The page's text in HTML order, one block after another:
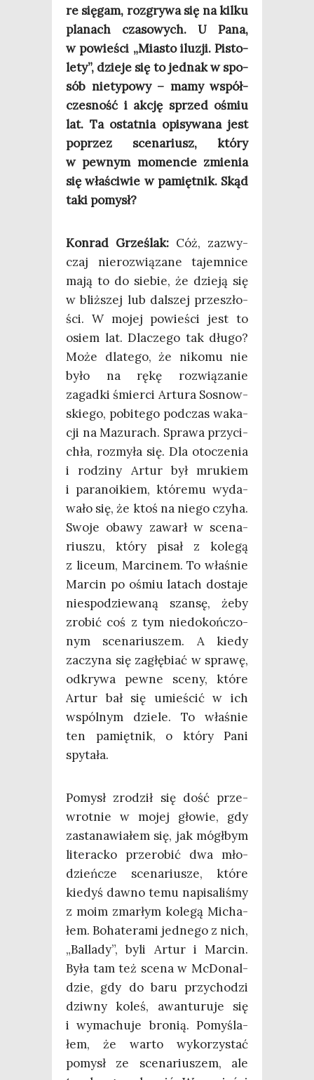
re się­gam, roz­gry­wa się na kil­ku
pla­nach cza­so­wych. U Pana,
w powie­ści „Mia­sto ilu­zji. Pisto­
le­ty”, dzie­je się to jed­nak w spo­
sób nie­ty­po­wy – mamy współ­
cze­sność i akcję sprzed ośmiu
lat. Ta ostat­nia opi­sy­wa­na jest
poprzez sce­na­riusz, któ­ry
w pew­nym momen­cie zmie­nia
się wła­ści­wie w pamięt­nik. Skąd
taki pomysł?
Kon­rad Grze­ślak: Cóż, zazwy­
czaj nie­roz­wią­za­ne tajem­ni­ce
mają to do sie­bie, że dzie­ją się
w bliż­szej lub dal­szej prze­szło­
ści. W mojej powie­ści jest to
osiem lat. Dla­cze­go tak dłu­go?
Może dla­te­go, że niko­mu nie
było na rękę roz­wią­za­nie
zagad­ki śmier­ci Artu­ra Sosnow­
skie­go, pobi­te­go pod­czas waka­
cji na Mazu­rach. Spra­wa przy­ci­
chła, roz­my­ła się. Dla oto­cze­nia
i rodzi­ny Artur był mru­kiem
i para­no­ikiem, któ­re­mu wyda­
wa­ło się, że ktoś na nie­go czy­ha.
Swo­je oba­wy zawarł w sce­na­
riu­szu, któ­ry pisał z kole­gą
z liceum, Mar­ci­nem. To wła­śnie
Mar­cin po ośmiu latach dosta­je
nie­spo­dzie­wa­ną szan­sę, żeby
zro­bić coś z tym nie­do­koń­czo­
nym sce­na­riu­szem. A kie­dy
zaczy­na się zagłę­biać w spra­wę,
odkry­wa pew­ne sce­ny, któ­re
Artur bał się umie­ścić w ich
wspól­nym dzie­le. To wła­śnie
ten pamięt­nik, o któ­ry Pani
spytała.
Pomysł zro­dził się dość prze­
wrot­nie w mojej gło­wie, gdy
zasta­na­wia­łem się, jak mógł­bym
lite­rac­ko prze­ro­bić dwa mło­
dzień­cze sce­na­riu­sze, któ­re
kie­dyś daw­no temu napi­sa­li­śmy
z moim zmar­łym kole­gą Micha­
łem. Boha­te­ra­mi jed­ne­go z nich,
„Bal­la­dy”, byli Artur i Mar­cin.
Była tam też sce­na w McDo­nal­
dzie, gdy do baru przy­cho­dzi
dziw­ny koleś, awan­tu­ru­je się
i wyma­chu­je bro­nią. Pomy­śla­
łem, że war­to wyko­rzy­stać
pomysł ze sce­na­riu­szem, ale